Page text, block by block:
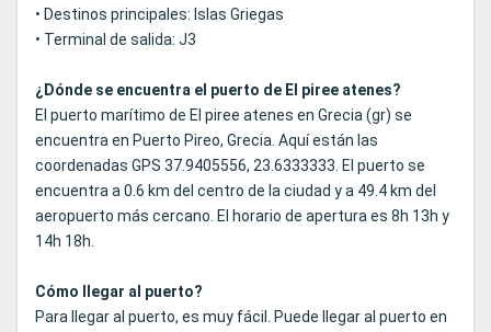
• Destinos principales: Islas Griegas
• Terminal de salida: J3
¿Dónde se encuentra el puerto de El piree atenes?
El puerto marítimo de El piree atenes en Grecia (gr) se
encuentra en Puerto Pireo, Grecia. Aquí están las
coordenadas GPS 37.9405556, 23.6333333. El puerto se
encuentra a 0.6 km del centro de la ciudad y a 49.4 km del
aeropuerto más cercano. El horario de apertura es 8h 13h y
14h 18h.
Cómo llegar al puerto?
Para llegar al puerto, es muy fácil. Puede llegar al puerto en